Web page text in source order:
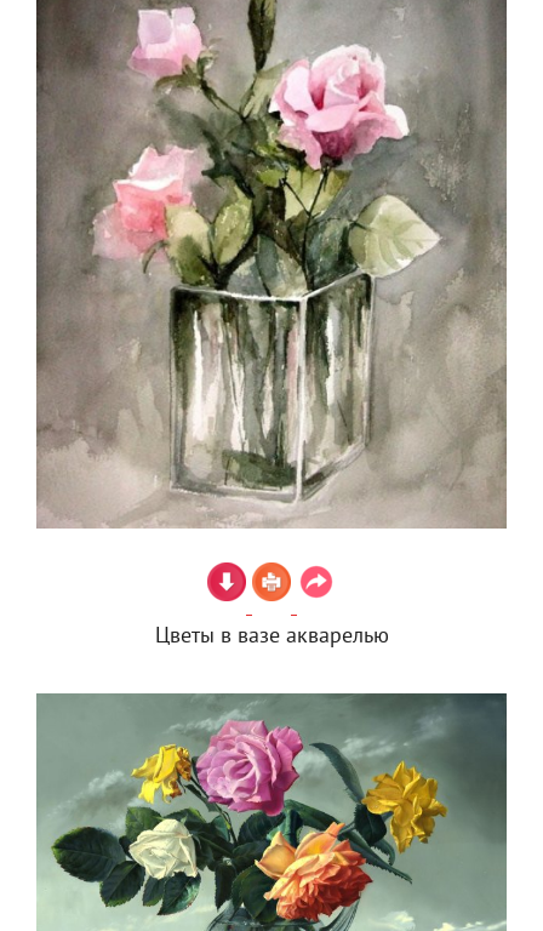
Цветы в вазе акварелью